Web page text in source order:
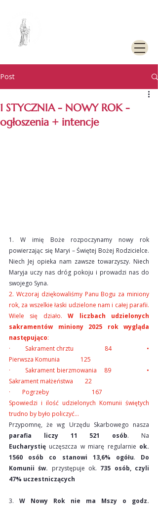
Post
1 STYCZNIA - NOWY ROK -
ogłoszenia + intencje
1. W imię Boże rozpoczynamy nowy rok
powierzając się Maryi – Świętej Bożej Rodzicielce.
Niech Jej opieka nam zawsze towarzyszy. Niech
Maryja uczy nas dróg pokoju i prowadzi nas do
swojego Syna.
2. Wczoraj dziękowaliśmy Panu Bogu za miniony
rok, za wszelkie łaski udzielone nam i całej parafii.
Wiele się działo. W liczbach udzielonych
sakramentów miniony 2025 rok wygląda
następująco:
·        Sakrament chrztu                 84                   •
Pierwsza Komunia              125
·        Sakrament bierzmowania    89                   •
Sakrament małżeństwa        22
·        Pogrzeby                             167
Spowiedzi i ilość udzielonych Komunii świętych
trudno by było policzyć…
parafia liczy 11 521 osób
Eucharystię uczęszcza w miarę regularnie ok.
1560 osób co stanowi 13,6% ogółu. Do
Komunii św. przystępuje ok. 735 osób, czyli
47% uczestniczących
3. W Nowy Rok nie ma Mszy o godz.